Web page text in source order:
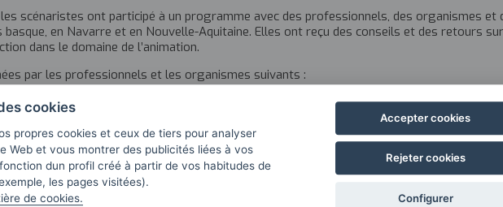
scénaristes ont participé à un programme avec des professionnels, des organismes et
en Navarre et en Nouvelle-Aquitaine. Elles ont reçu des conseils et des retours
dans le domaine de l’animation.
par les professionnels et les organismes suivants :
Studio, Amélie Harrault, Camille Serceau, Superprod
María Manero, Estudio Ruido, Mikel Salas, Platipus et Wombat
Zineuskadi, Sultana Films, Diego Hergueda, Garbiñe Ortega, Shandra Martínez, Sonia
cookies
propres cookies et ceux de tiers pour analyser
Web et vous montrer des publicités liées à vos
dun profil créé à partir de vos habitudes de
les pages visitées).
de cookies.
Accepter cookies
Rejeter cookies
Configurer